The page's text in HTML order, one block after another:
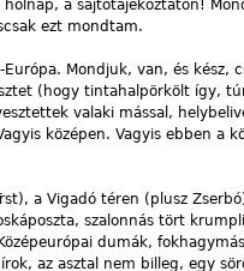
a sajtótájékoztatón!
ezt mondtam.
Mondjuk, van, és kész,
(hogy tintahalpörkölt így,
valaki mással,
középen. Vagyis ebben a
a Vigadó téren (plusz
szalonnás tört
dumák,
az asztal nem billeg, egy